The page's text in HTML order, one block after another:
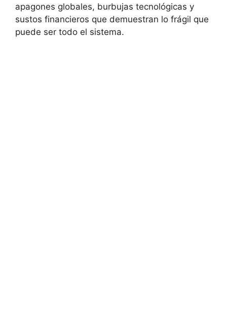
apagones globales, burbujas tecnológicas y
sustos financieros que demuestran lo frágil que
puede ser todo el sistema.